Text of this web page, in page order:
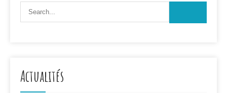
Actualités